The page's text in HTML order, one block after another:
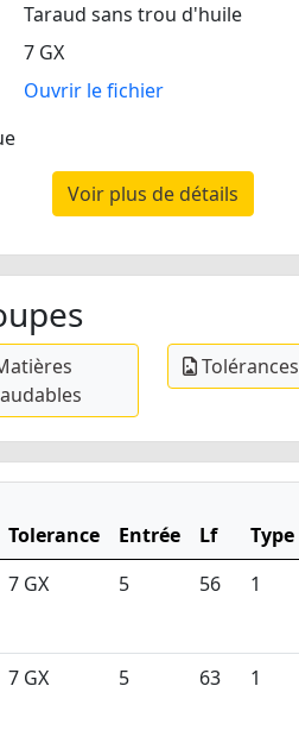
Taraud sans trou d'huile
7 GX
Ouvrir le fichier
Voir plus de détails
Tolérances
Tolerance Entrée Lf Type
7 GX 5 56 1
7 GX 5 63 1